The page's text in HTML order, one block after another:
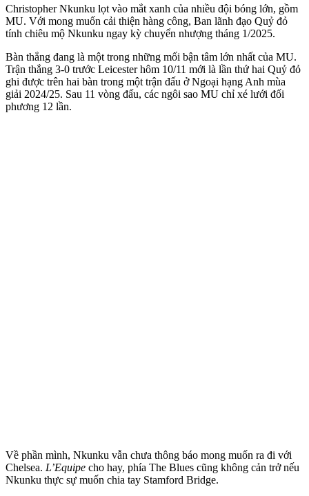
Christopher Nkunku lọt vào mắt xanh của nhiều đội bóng lớn, gồm
MU. Với mong muốn cải thiện hàng công, Ban lãnh đạo Quỷ đỏ
tính chiêu mộ Nkunku ngay kỳ chuyển nhượng tháng 1/2025.
Bàn thắng đang là một trong những mối bận tâm lớn nhất của MU.
Trận thắng 3-0 trước Leicester hôm 10/11 mới là lần thứ hai Quỷ đỏ
ghi được trên hai bàn trong một trận đấu ở Ngoại hạng Anh mùa
giải 2024/25. Sau 11 vòng đấu, các ngôi sao MU chỉ xé lưới đối
phương 12 lần.
Về phần mình, Nkunku vẫn chưa thông báo mong muốn ra đi với
Chelsea. L’Equipe cho hay, phía The Blues cũng không cản trở nếu
Nkunku thực sự muốn chia tay Stamford Bridge.